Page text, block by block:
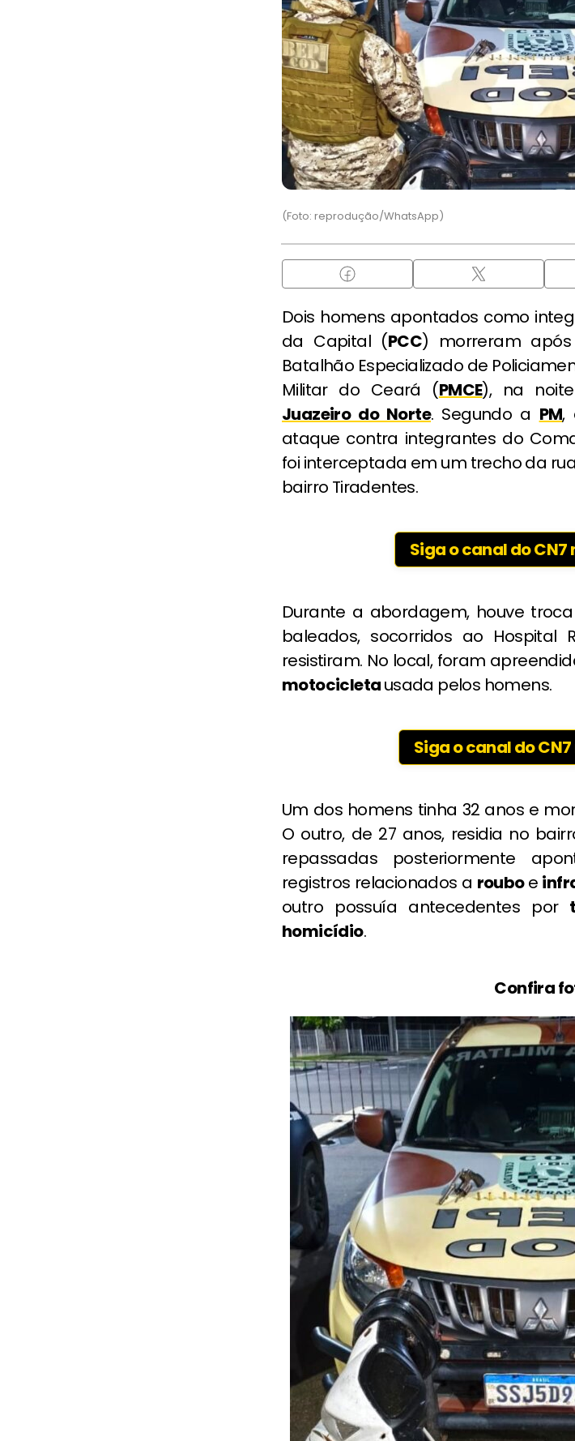
(Foto: reprodução/WhatsApp)
Dois homens apontados como
da Capital (PCC) morreram
Batalhão Especializado de
Militar do Ceará (PMCE), na
Juazeiro do Norte. Segundo a PM,
ataque contra integrantes do
foi interceptada em um trecho da
bairro Tiradentes.
Siga o canal do
Durante a abordagem, houve
baleados, socorridos ao Hospital
resistiram. No local, foram
motocicletausada pelos homens.
Siga o canal do
Um dos homens tinha 32 anos e
O outro, de 27 anos, residia no
repassadas posteriormente
registros relacionados a rouboe
outro possuía antecedentes por
homicídio.
Confira